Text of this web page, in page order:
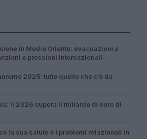
in Medio Oriente: evacuazioni a
e pressioni internazionali
2025: tutto quello che c’è da
il 2026 supera il miliardo di euro di
la sua salute e i problemi relazionali in